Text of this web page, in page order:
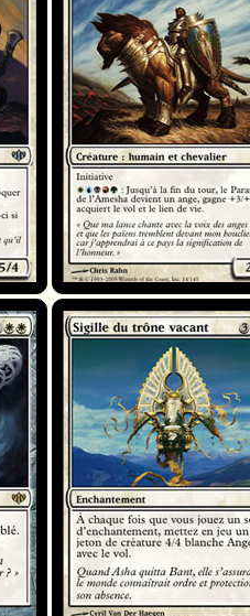
Sigille du trône vacant